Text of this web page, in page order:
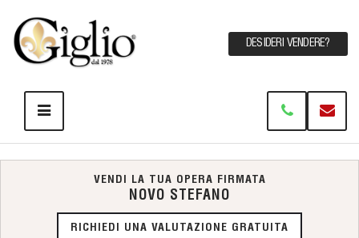
DESIDERI VENDERE?
VENDI LA TUA OPERA FIRMATA
NOVO STEFANO
RICHIEDI UNA VALUTAZIONE GRATUITA